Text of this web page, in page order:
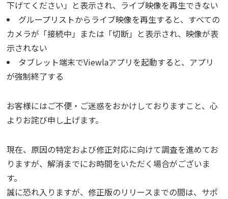
下げてください」と表示され、ライブ映像を再生できない
グループリストからライブ映像を再生すると、すべての
カメラが「接続中」または「切断」と表示され、映像が表
示されない
タブレット端末でViewlaアプリを起動すると、アプリ
が強制終了する
お客様にはご不便・ご迷惑をおかけしておりますこと、心
よりお詫び申し上げます。
現在、原因の特定および修正対応に向けて調査を進めてお
りますが、解消までにお時間をいただく場合がございま
す。
誠に恐れ入りますが、修正版のリリースまでの間は、サポ